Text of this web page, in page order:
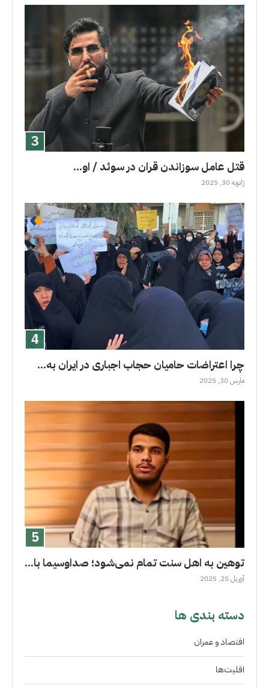
قتل عامل سوزاندن قران در سوئد / او...
ژانویه 30, 2025
چرا اعتراضات حامیان حجاب اجباری در ایران به...
مارس 30, 2025
توهین به اهل سنت تمام نمی‌شود؛ صداوسیما با...
آوریل 25, 2025
دسته بندی ها
اقتصاد و عمران
اقلیت‌ها